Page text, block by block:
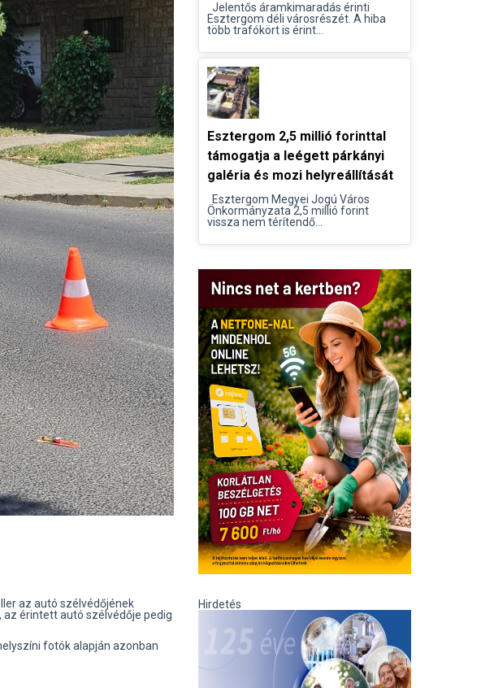
az autó szélvédőjének
az érintett autó szélvédője pedig
fotók alapján azonban
Jelentős áramkimaradás érinti
Esztergom déli városrészét. A hiba
több trafókört is érint...
Esztergom 2,5 millió forinttal
támogatja a leégett párkányi
galéria és mozi helyreállítását
Esztergom Megyei Jogú Város
Önkormányzata 2,5 millió forint
vissza nem térítendő...
Hirdetés